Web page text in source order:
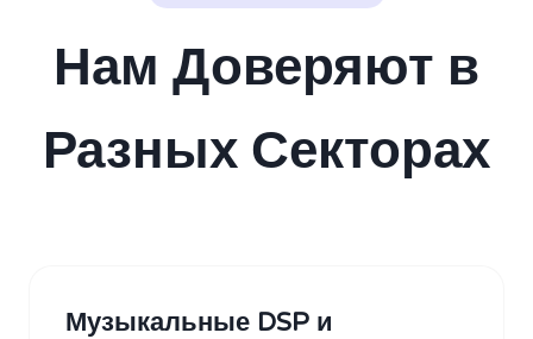
Нам Доверяют в
Разных Секторах
Музыкальные DSP и